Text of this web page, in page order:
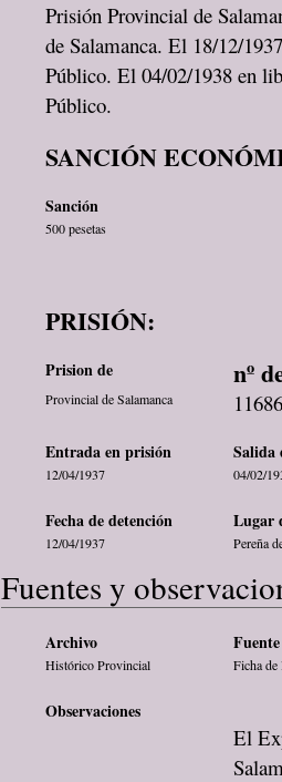
Prisión Provincial de
de Salamanca. El 18/12/
Público. El 04/02/1938 en
Público.
SANCIÓN
Sanción
500 pesetas
PRISIÓN:
Prision de nº
Provincial de Salamanca 11686
Entrada en prisión Salida
12/04/1937 04/02/
Fecha de detención Lugar
12/04/1937 Pereña
Fuentes y
Archivo
Histórico Provincial Ficha de
Observaciones
El